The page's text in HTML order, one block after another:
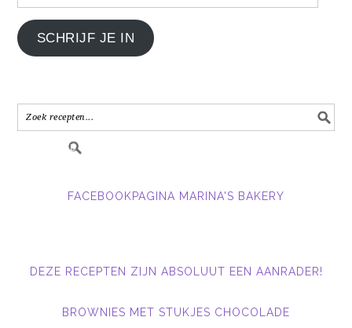
hier
je
e-
in.....
SCHRIJF JE IN
FACEBOOKPAGINA MARINA'S BAKERY
DEZE RECEPTEN ZIJN ABSOLUUT EEN AANRADER!
BROWNIES MET STUKJES CHOCOLADE